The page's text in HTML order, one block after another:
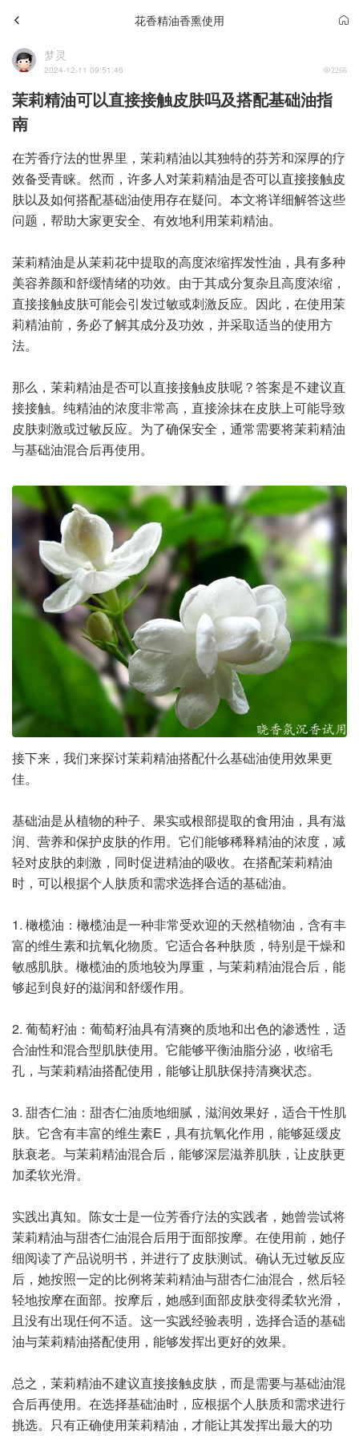
花香精油香熏使用
梦灵
2024-12-11 09:51:46 2266
茉莉精油可以直接接触皮肤吗及搭配基础油指
南
在芳香疗法的世界里，茉莉精油以其独特的芬芳和深厚的疗
效备受青睐。然而，许多人对茉莉精油是否可以直接接触皮
肤以及如何搭配基础油使用存在疑问。本文将详细解答这些
问题，帮助大家更安全、有效地利用茉莉精油。
茉莉精油是从茉莉花中提取的高度浓缩挥发性油，具有多种
美容养颜和舒缓情绪的功效。由于其成分复杂且高度浓缩，
直接接触皮肤可能会引发过敏或刺激反应。因此，在使用茉
莉精油前，务必了解其成分及功效，并采取适当的使用方
法。
那么，茉莉精油是否可以直接接触皮肤呢？答案是不建议直
接接触。纯精油的浓度非常高，直接涂抹在皮肤上可能导致
皮肤刺激或过敏反应。为了确保安全，通常需要将茉莉精油
与基础油混合后再使用。
接下来，我们来探讨茉莉精油搭配什么基础油使用效果更
佳。
基础油是从植物的种子、果实或根部提取的食用油，具有滋
润、营养和保护皮肤的作用。它们能够稀释精油的浓度，减
轻对皮肤的刺激，同时促进精油的吸收。在搭配茉莉精油
时，可以根据个人肤质和需求选择合适的基础油。
1. 橄榄油：橄榄油是一种非常受欢迎的天然植物油，含有丰
富的维生素和抗氧化物质。它适合各种肤质，特别是干燥和
敏感肌肤。橄榄油的质地较为厚重，与茉莉精油混合后，能
够起到良好的滋润和舒缓作用。
2. 葡萄籽油：葡萄籽油具有清爽的质地和出色的渗透性，适
合油性和混合型肌肤使用。它能够平衡油脂分泌，收缩毛
孔，与茉莉精油搭配使用，能够让肌肤保持清爽状态。
3. 甜杏仁油：甜杏仁油质地细腻，滋润效果好，适合干性肌
肤。它含有丰富的维生素E，具有抗氧化作用，能够延缓皮
肤衰老。与茉莉精油混合后，能够深层滋养肌肤，让皮肤更
加柔软光滑。
实践出真知。陈女士是一位芳香疗法的实践者，她曾尝试将
茉莉精油与甜杏仁油混合后用于面部按摩。在使用前，她仔
细阅读了产品说明书，并进行了皮肤测试。确认无过敏反应
后，她按照一定的比例将茉莉精油与甜杏仁油混合，然后轻
轻地按摩在面部。按摩后，她感到面部皮肤变得柔软光滑，
且没有出现任何不适。这一实践经验表明，选择合适的基础
油与茉莉精油搭配使用，能够发挥出更好的效果。
总之，茉莉精油不建议直接接触皮肤，而是需要与基础油混
合后再使用。在选择基础油时，应根据个人肤质和需求进行
挑选。只有正确使用茉莉精油，才能让其发挥出最大的功